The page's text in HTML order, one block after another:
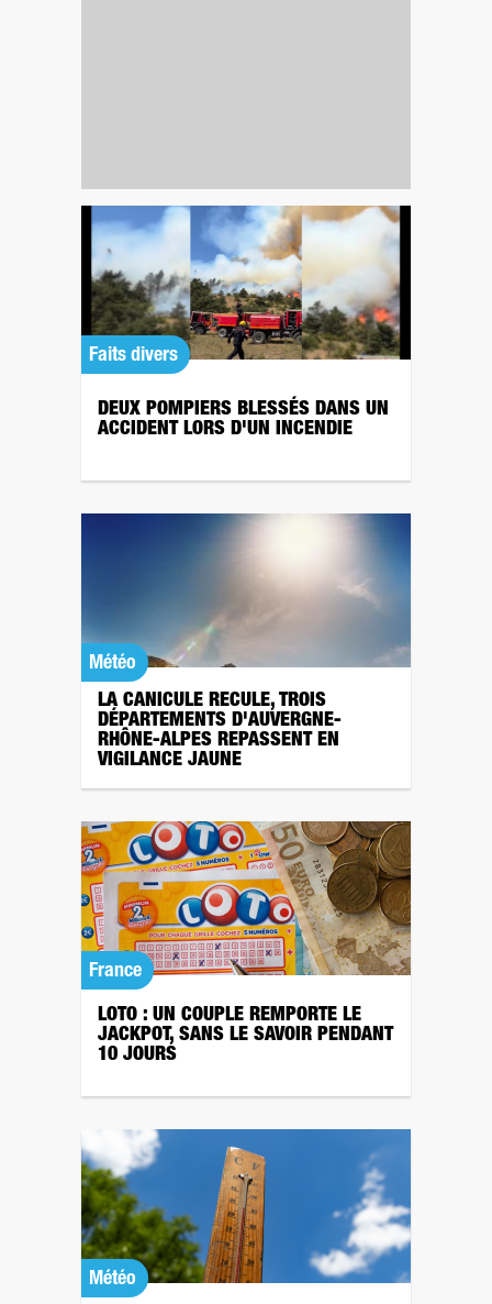
Faits divers
DEUX POMPIERS BLESSÉS DANS UN
ACCIDENT LORS D'UN INCENDIE
Météo
LA CANICULE RECULE, TROIS
DÉPARTEMENTS D'AUVERGNE-
RHÔNE-ALPES REPASSENT EN
VIGILANCE JAUNE
France
LOTO : UN COUPLE REMPORTE LE
JACKPOT, SANS LE SAVOIR PENDANT
10 JOURS
Météo